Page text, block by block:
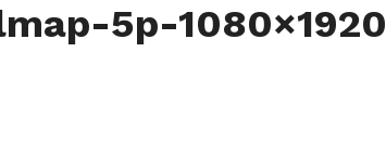
5p-1080×1920